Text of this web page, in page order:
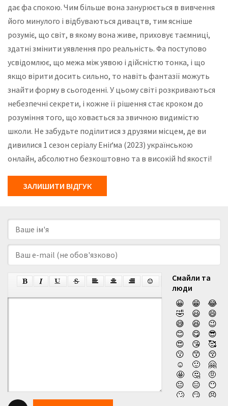
дає фа спокою. Чим більше вона занурюється в вивчення
його минулого і відбуваються дивацтв, тим ясніше
розуміє, що світ, в якому вона живе, приховує таємниці,
здатні змінити уявлення про реальність. Фа поступово
усвідомлює, що межа між уявою і дійсністю тонка, і що
якщо вірити досить сильно, то навіть фантазії можуть
знайти форму в сьогоденні. У цьому світі розкриваються
небезпечні секрети, і кожне її рішення стає кроком до
розуміння того, що ховається за звичною видимістю
школи. Не забудьте поділитися з друзями місцем, де ви
дивилися 1 сезон серіалу Еніґма (2023) українською
онлайн, абсолютно безкоштовно та в високій hd якості!
ЗАЛИШИТИ ВІДГУК
Смайли та
люди
😀
😁
😂
🤣
😃
😄
😅
😆
😉
😊
😋
😎
😍
😘
🥰
😗
😙
😚
☺️
🙂
🤗
🤩
🤔
🤨
😐
😑
😶
🙄
😏
😣